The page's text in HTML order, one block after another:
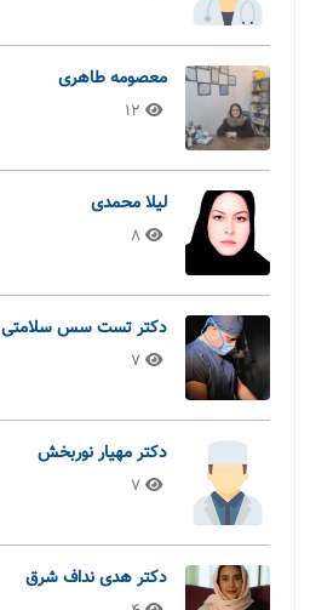
معصومه طاهری
12
لیلا محمدی
8
دکتر تست سس سلامتی
7
دکتر مهیار نوربخش
7
دکتر هدی نداف شرق